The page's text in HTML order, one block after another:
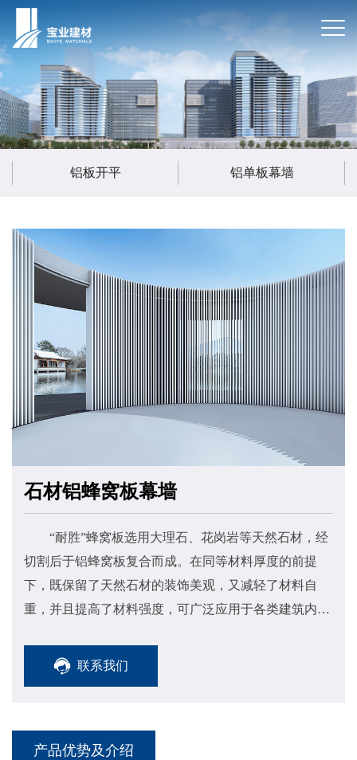
铝板开平 铝单板幕墙
石材铝蜂窝板幕墙
“耐胜”蜂窝板选用大理石、花岗岩等天然石材，经
切割后于铝蜂窝板复合而成。在同等材料厚度的前提
下，既保留了天然石材的装饰美观，又减轻了材料自
重，并且提高了材料强度，可广泛应用于各类建筑内外
联系我们
产品优势及介绍